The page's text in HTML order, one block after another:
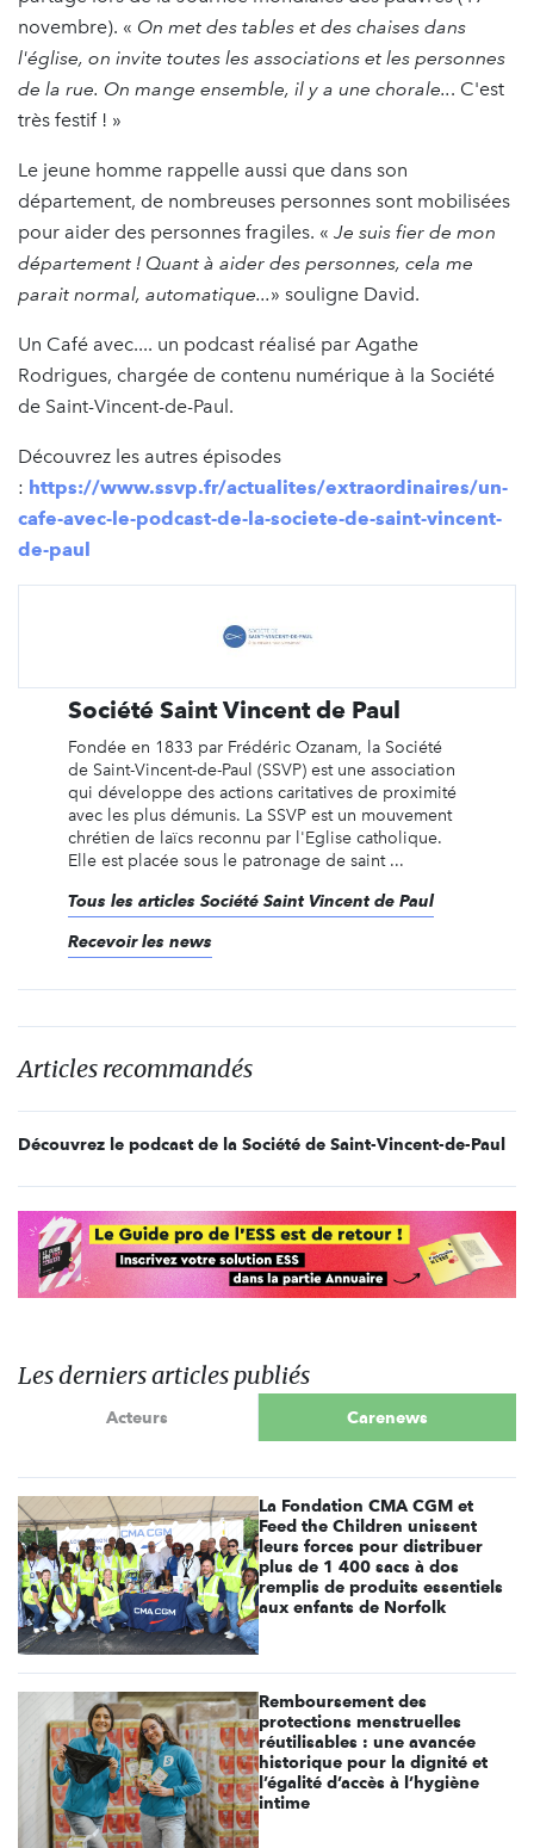
novembre). « On met des tables et des chaises dans
l'église, on invite toutes les associations et les personnes
de la rue. On mange ensemble, il y a une chorale... C'est
très festif ! »
Le jeune homme rappelle aussi que dans son
département, de nombreuses personnes sont mobilisées
pour aider des personnes fragiles. « Je suis fier de mon
département ! Quant à aider des personnes, cela me
parait normal, automatique...» souligne David.
Un Café avec.... un podcast réalisé par Agathe
Rodrigues, chargée de contenu numérique à la Société
de Saint-Vincent-de-Paul.
Découvrez les autres épisodes
: https://www.ssvp.fr/actualites/extraordinaires/un-
cafe-avec-le-podcast-de-la-societe-de-saint-vincent-
de-paul
Société Saint Vincent de Paul
Fondée en 1833 par Frédéric Ozanam, la Société
de Saint-Vincent-de-Paul (SSVP) est une association
qui développe des actions caritatives de proximité
avec les plus démunis. La SSVP est un mouvement
chrétien de laïcs reconnu par l'Eglise catholique.
Elle est placée sous le patronage de saint ...
Tous les articles Société Saint Vincent de Paul
Recevoir les news
Articles recommandés
Découvrez le podcast de la Société de Saint-Vincent-de-Paul
Les derniers articles publiés
Acteurs Carenews
La Fondation CMA CGM et
Feed the Children unissent
leurs forces pour distribuer
plus de 1 400 sacs à dos
remplis de produits essentiels
aux enfants de Norfolk
Remboursement des
protections menstruelles
réutilisables : une avancée
historique pour la dignité et
l’égalité d’accès à l’hygiène
intime